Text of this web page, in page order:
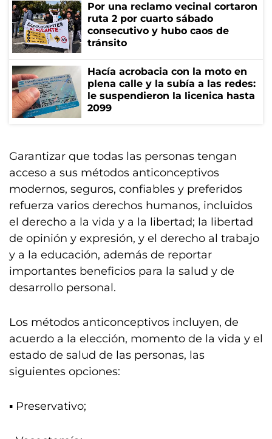
Por una reclamo vecinal cortaron
ruta 2 por cuarto sábado
consecutivo y hubo caos de
tránsito
Hacía acrobacia con la moto en
plena calle y la subía a las redes:
le suspendieron la licenica hasta
2099
Garantizar que todas las personas tengan
acceso a sus métodos anticonceptivos
modernos, seguros, confiables y preferidos
refuerza varios derechos humanos, incluidos
el derecho a la vida y a la libertad; la libertad
de opinión y expresión, y el derecho al trabajo
y a la educación, además de reportar
importantes beneficios para la salud y de
desarrollo personal.
Los métodos anticonceptivos incluyen, de
acuerdo a la elección, momento de la vida y el
estado de salud de las personas, las
siguientes opciones:
▪️ Preservativo;